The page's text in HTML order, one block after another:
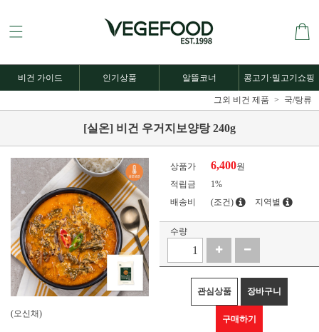
비건 가이드 인기상품 알뜰코너 콩고기·밀고기쇼핑
그외 비건 제품 국/탕류
[실온] 비건 우거지보양탕 240g
(오신채)
상품가 6,400원
적립금
1%
배송비
(조건) 지역별
수량
관심상품 장바구니
구매하기